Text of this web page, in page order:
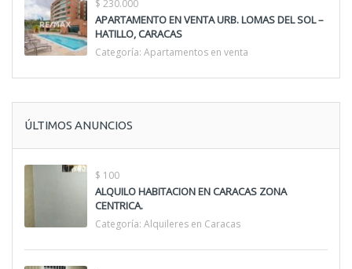
$ 230.000
APARTAMENTO EN VENTA URB. LOMAS DEL SOL –
HATILLO, CARACAS
Categoría: Apartamentos en venta
ÚLTIMOS ANUNCIOS
$ 100
ALQUILO HABITACION EN CARACAS ZONA
CENTRICA.
Categoría: Alquileres en Caracas